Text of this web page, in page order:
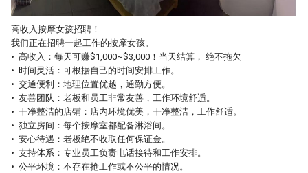
高收入按摩女孩招聘！
我们正在招聘一起工作的按摩女孩。
• 高收入：每天可赚$1,000~$3,000！当天结算， 绝不拖欠
• 时间灵活：可根据自己的时间安排工作。
• 交通便利：地理位置优越，通勤方便。
• 友善团队：老板和员工非常友善，工作环境舒适。
• 干净整洁的店铺：店内环境优美，干净整洁，工作舒适。
• 独立房间：每个按摩室都配备淋浴间。
• 安心待遇：老板绝不收取任何保证金。
• 支持体系：专业员工负责电话接待和工作安排。
• 公平环境：不存在抢工作或不公平的情况。